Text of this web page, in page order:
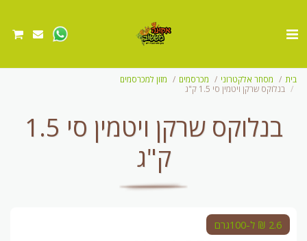
בית מסחר אלקטרוני מכרסמים
מזון למכרסמים
בנלוקס שרקן ויטמין סי 1.5 ק"ג
בנלוקס שרקן ויטמין סי 1.5
ק"ג
2.6 ₪ ל-100גרם